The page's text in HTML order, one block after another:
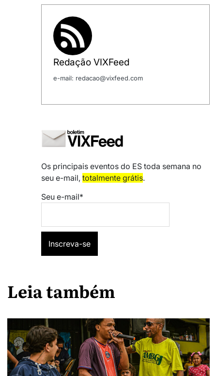
Redação VIXFeed
e-mail: redacao@vixfeed.com
Os principais eventos do ES toda semana no
seu e-mail, totalmente grátis.
Seu e-mail*
Leia também